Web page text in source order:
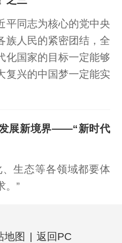
平同志为核心的党中央
族人民的紧密团结，全
化国家的目标一定能够
复兴的中国梦一定能实
展新境界——“新时代
生态等各领域都要体
。”
地图 | 返回PC